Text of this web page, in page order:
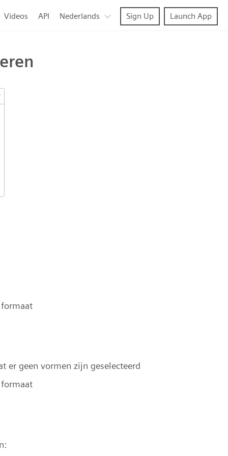
Videos API Nederlands Sign Up Launch App
er geen vormen zijn geselecteerd